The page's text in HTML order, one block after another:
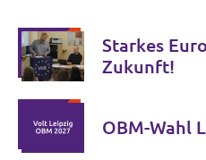
Starkes
Zukunft!
OBM-Wahl